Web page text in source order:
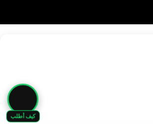
كيف أطلب